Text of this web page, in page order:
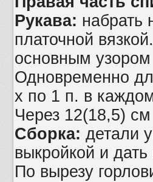
Рукава: набрать
платочной
основным
Одновременно
х по 1 п. в
Через 12(18,5) см
Сборка: детали
выкройкой и
По вырезу